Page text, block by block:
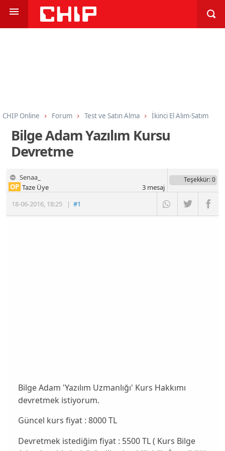
CHIP Online Forum Test ve Satın Alma İkinci El Alım-Satım
Bilge Adam Yazılım Kursu
Devretme
Senaa_
18-06-2016, 18:25 |#1
OP Taze Üye
Teşekkür: 0
3mesaj
Bilge Adam 'Yazılım Uzmanlığı' Kurs Hakkımı
devretmek istiyorum.
Güncel kurs fiyat : 8000 TL
Devretmek istediğim fiyat : 5500 TL ( Kurs Bilge